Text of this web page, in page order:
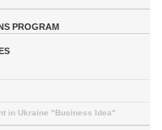
PROGRAM
in Ukraine "Business Idea"